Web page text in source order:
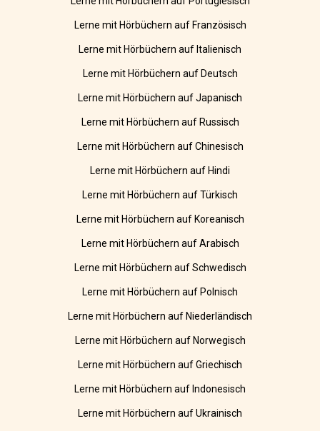
Lerne mit Hörbüchern auf Französisch
Lerne mit Hörbüchern auf Italienisch
Lerne mit Hörbüchern auf Deutsch
Lerne mit Hörbüchern auf Japanisch
Lerne mit Hörbüchern auf Russisch
Lerne mit Hörbüchern auf Chinesisch
Lerne mit Hörbüchern auf Hindi
Lerne mit Hörbüchern auf Türkisch
Lerne mit Hörbüchern auf Koreanisch
Lerne mit Hörbüchern auf Arabisch
Lerne mit Hörbüchern auf Schwedisch
Lerne mit Hörbüchern auf Polnisch
Lerne mit Hörbüchern auf Niederländisch
Lerne mit Hörbüchern auf Norwegisch
Lerne mit Hörbüchern auf Griechisch
Lerne mit Hörbüchern auf Indonesisch
Lerne mit Hörbüchern auf Ukrainisch